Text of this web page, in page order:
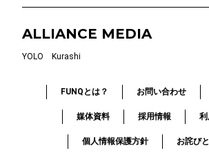
ALLIANCE MEDIA
YOLO Kurashi
FUNQとは？ お問い合わせ
媒体資料 採用情報
個人情報保護方針 お詫び